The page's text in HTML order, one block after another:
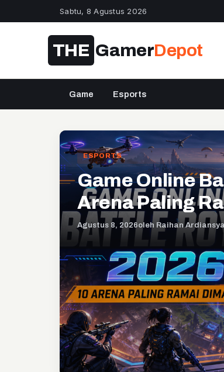
Sabtu, 8 Agustus 2026
THE GamerDepot
Game Esports
ESPORTS
Game Online
Arena Paling
Agustus 8, 2026oleh Raihan